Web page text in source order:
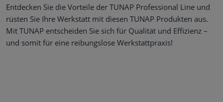
Entdecken Sie die Vorteile der TUNAP Professional Line und
rüsten Sie Ihre Werkstatt mit diesen TUNAP Produkten aus.
Mit TUNAP entscheiden Sie sich für Qualität und Effizienz –
und somit für eine reibungslose Werkstattpraxis!